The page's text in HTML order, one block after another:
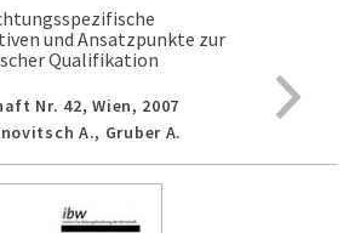
und Ansatzpunkte zur
Qualifikation
Nr. 42,Wien, 2007
A., Gruber A.